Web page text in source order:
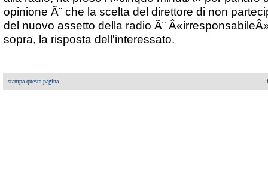
opinione Ã¨ che la scelta del direttore di non
del nuovo assetto della radio Ã¨
sopra, la risposta dell'interessato.
stampa questa pagina